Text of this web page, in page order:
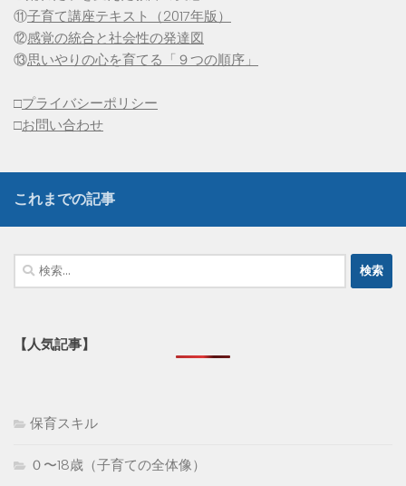
⑪子育て講座テキスト（2017年版）
⑫感覚の統合と社会性の発達図
⑬思いやりの心を育てる「９つの順序」
□プライバシーポリシー
□お問い合わせ
これまでの記事
検
索:
【人気記事】
保育スキル
０〜18歳（子育ての全体像）